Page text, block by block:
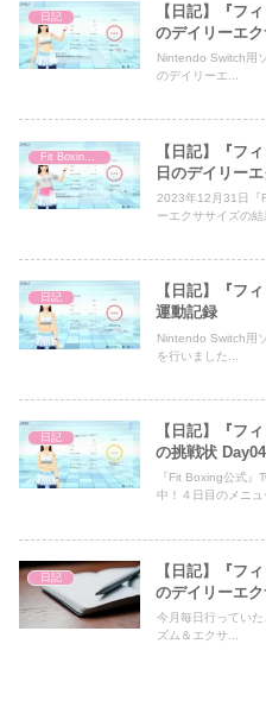
日記
【日記】『フ
のデイリーエ
Nintendo Switch用
のデイリーエ...
【日記】『フ
日のデイリー
2023年12月31日『
ーエクササイズの結
日記
【日記】『フ
運動記録
Nintendo Switch用
を行いました...
日記
【日記】『フ
の挑戦状 Day04
『Fit Boxing公式』
中！４日目のメニュ
日記
【日記】『フ
のデイリーエ
今月毎日行ってい
ズム＆エクサ...